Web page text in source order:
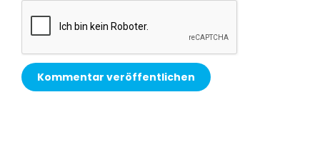
Kommentar veröffentlichen